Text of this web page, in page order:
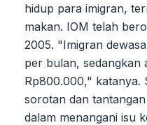
hidup para imigran,
makan. IOM telah
2005. "Imigran
per bulan, sedangkan
Rp800.000," katanya.
sorotan dan
dalam menangani isu